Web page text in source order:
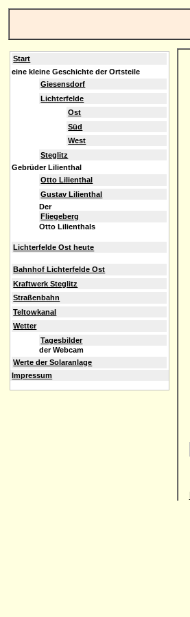
Start
eine kleine Geschichte der Ortsteile
Giesensdorf
Lichterfelde
Ost
Süd
West
Steglitz
Gebrüder Lilienthal
Otto Lilienthal
Gustav Lilienthal
Der
Fliegeberg
Otto Lilienthals
Lichterfelde Ost heute
Bahnhof Lichterfelde Ost
Kraftwerk Steglitz
Straßenbahn
Teltowkanal
Wetter
Tagesbilder
der Webcam
Werte der Solaranlage
Impressum